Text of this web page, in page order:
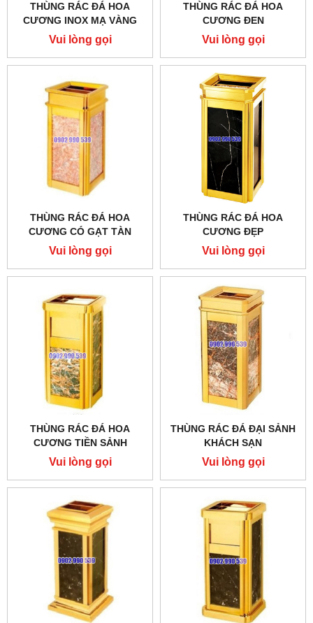
THÙNG RÁC ĐÁ HOA
CƯƠNG INOX MẠ VÀNG
Vui lòng gọi
THÙNG RÁC ĐÁ HOA
CƯƠNG ĐEN
Vui lòng gọi
THÙNG RÁC ĐÁ HOA
CƯƠNG CÓ GẠT TÀN
THUỐC LÁ
Vui lòng gọi
THÙNG RÁC ĐÁ HOA
CƯƠNG ĐẸP
Vui lòng gọi
THÙNG RÁC ĐÁ HOA
CƯƠNG TIỀN SẢNH
Vui lòng gọi
THÙNG RÁC ĐÁ ĐẠI SẢNH
KHÁCH SẠN
Vui lòng gọi